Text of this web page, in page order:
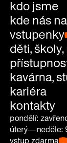
kdo jsme
kde nás
vstupenky
děti,
kavárna,
kariéra
kontakty
pondělí:
úterý—neděle:
vstup zdarma